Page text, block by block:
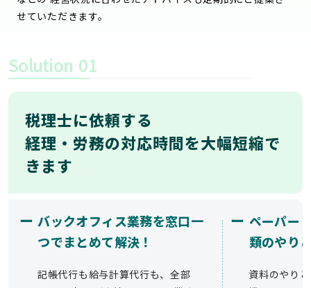
せていただきます。
Solution 01
税理士に依頼する
経理・労務の対応時間を大幅短縮で
きます
ー バックオフィス業務を窓口一
つでまとめて解決！
記帳代行も給与計算代行も、全部
ー ペーパー
類のやり
資料のやり